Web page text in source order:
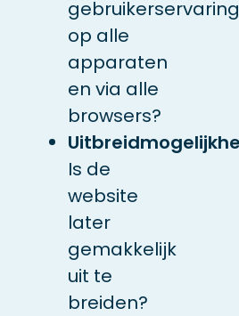
gebruikerservaring
op alle
apparaten
en via alle
browsers?
Is de
website
later
gemakkelijk
uit te
breiden?